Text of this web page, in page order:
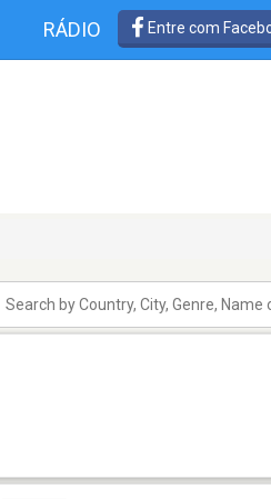
RÁDIO Entre com